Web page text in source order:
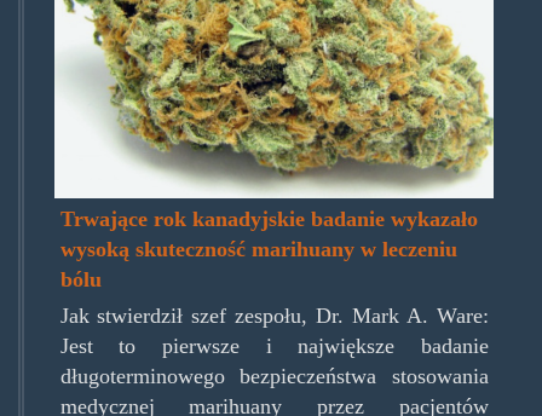
Trwające rok kanadyjskie badanie wykazało
wysoką skuteczność marihuany w leczeniu
bólu
Jak stwierdził szef zespołu, Dr. Mark A. Ware:
Jest to pierwsze i największe badanie
długoterminowego bezpieczeństwa stosowania
medycznej marihuany przez pacjentów